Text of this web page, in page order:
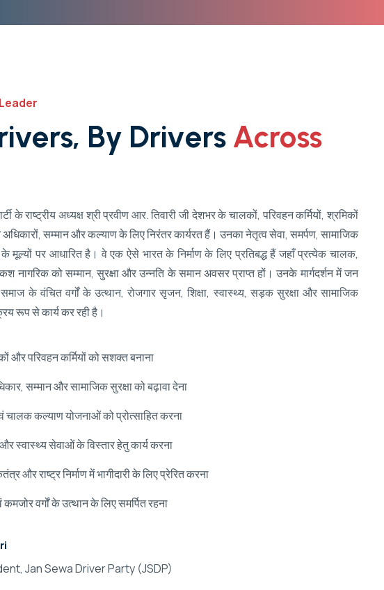
ivers, By Drivers Across
के राष्ट्रीय अध्यक्ष श्री प्रवीण आर. तिवारी जी देशभर के चालकों, परिवहन कर्मियों, श्रमिकों
सम्मान और कल्याण के लिए निरंतर कार्यरत हैं। उनका नेतृत्व सेवा, समर्पण, सामाजिक
मूल्यों पर आधारित है। वे एक ऐसे भारत के निर्माण के लिए प्रतिबद्ध हैं जहाँ प्रत्येक चालक,
नागरिक को सम्मान, सुरक्षा और उन्नति के समान अवसर प्राप्त हों। उनके मार्गदर्शन में जन
समाज के वंचित वर्गों के उत्थान, रोजगार सृजन, शिक्षा, स्वास्थ्य, सड़क सुरक्षा और सामाजिक
रूप से कार्य कर रही है।
और परिवहन कर्मियों को सशक्त बनाना
सम्मान और सामाजिक सुरक्षा को बढ़ावा देना
चालक कल्याण योजनाओं को प्रोत्साहित करना
और स्वास्थ्य सेवाओं के विस्तार हेतु कार्य करना
और राष्ट्र निर्माण में भागीदारी के लिए प्रेरित करना
कमजोर वर्गों के उत्थान के लिए समर्पित रहना
Jan Sewa Driver Party (JSDP)